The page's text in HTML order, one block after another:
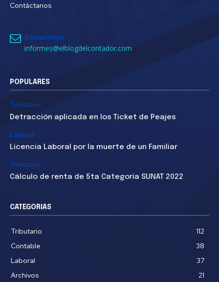
Contáctanos
Contáctenos:
informes@elblogdelcontador.com
POPULARES
Tributario
Detracción aplicada en los Ticket de Peajes
Laboral
Licencia Laboral por la muerte de un Familiar
Tributario
Cálculo de renta de 5ta Categoría SUNAT 2022
CATEGORIAS
Tributario
112
Contable
38
Laboral
37
Archivos
21